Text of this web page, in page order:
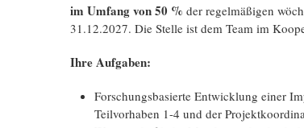
im Umfang von 50 % der regelmäßigen
31.12.2027. Die Stelle ist dem Team im
Ihre Aufgaben:
Forschungsbasierte Entwicklung einer
Teilvorhaben 1-4 und der